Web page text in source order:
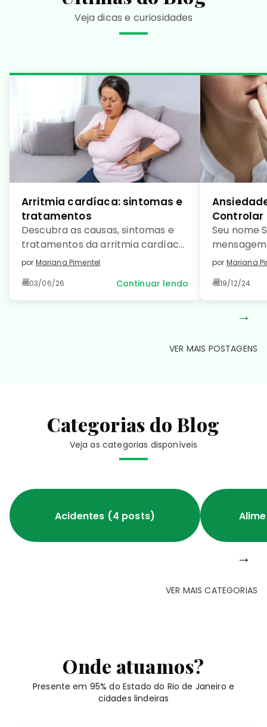
Veja dicas e curiosidades
Arritmia cardíaca: sintomas e
tratamentos
Descubra as causas, sintomas e
tratamentos da arritmia cardíaca
e saiba como prevenir essa
coração saudável. Leia no detalhe!
por Mariana Pimentel
03/06/26 Continuar lendo
Controlar
Seu nome
como […]
por Mariana
19/12/24
→
VER MAIS POSTAGENS
Categorias do Blog
Veja as categorias disponíveis
Acidentes (4 posts)
→
VER MAIS CATEGORIAS
Onde atuamos?
Presente em 95% do Estado do Rio de Janeiro e
cidades lindeiras